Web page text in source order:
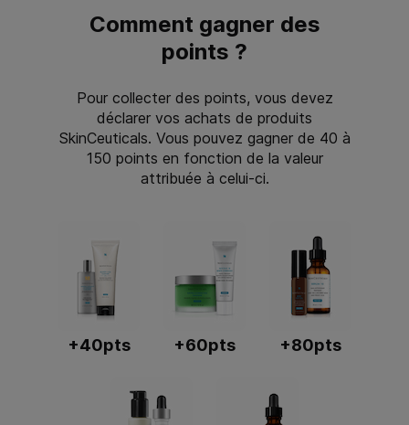
Comment gagner des
points ?
Pour collecter des points, vous devez
déclarer vos achats de produits
SkinCeuticals. Vous pouvez gagner de 40 à
150 points en fonction de la valeur
attribuée à celui-ci.
+40pts +60pts +80pts